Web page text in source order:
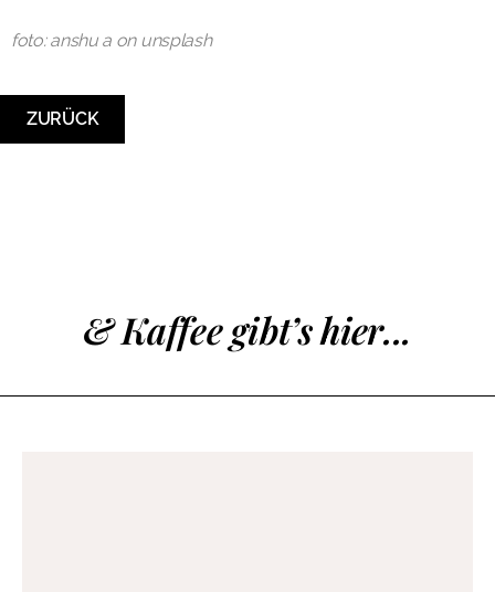
foto: anshu a on unsplash
ZURÜCK
& Kaffee gibt’s hier...